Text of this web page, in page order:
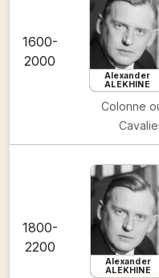
1600-
2000
Alexander
ALEKHINE
Colonne
1800-
2200
Alexander
ALEKHINE